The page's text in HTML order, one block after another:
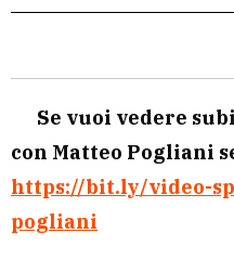
Se vuoi vedere
con Matteo Pogliani
https://bit.ly/video-
pogliani